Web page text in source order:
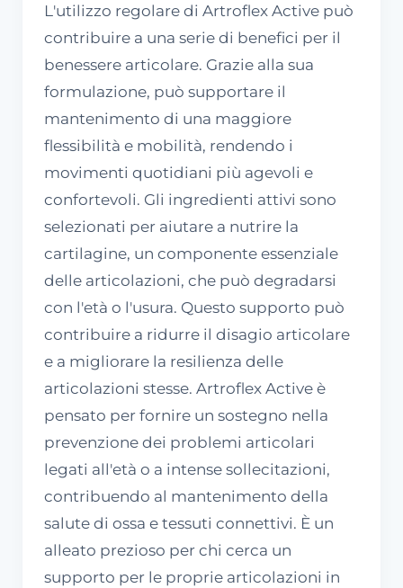
L'utilizzo regolare di Artroflex Active può
contribuire a una serie di benefici per il
benessere articolare. Grazie alla sua
formulazione, può supportare il
mantenimento di una maggiore
flessibilità e mobilità, rendendo i
movimenti quotidiani più agevoli e
confortevoli. Gli ingredienti attivi sono
selezionati per aiutare a nutrire la
cartilagine, un componente essenziale
delle articolazioni, che può degradarsi
con l'età o l'usura. Questo supporto può
contribuire a ridurre il disagio articolare
e a migliorare la resilienza delle
articolazioni stesse. Artroflex Active è
pensato per fornire un sostegno nella
prevenzione dei problemi articolari
legati all'età o a intense sollecitazioni,
contribuendo al mantenimento della
salute di ossa e tessuti connettivi. È un
alleato prezioso per chi cerca un
supporto per le proprie articolazioni in